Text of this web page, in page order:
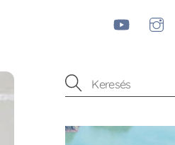
YouTube